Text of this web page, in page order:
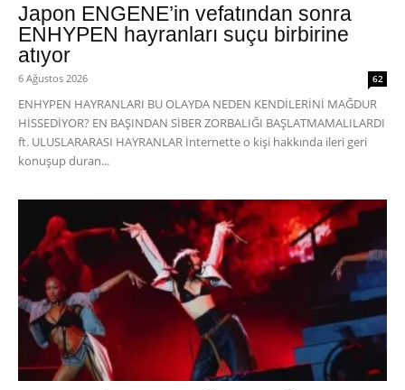
Japon ENGENE’in vefatından sonra
ENHYPEN hayranları suçu birbirine
atıyor
6 Ağustos 2026 62
ENHYPEN HAYRANLARI BU OLAYDA NEDEN KENDİLERİNİ MAĞDUR
HİSSEDİYOR? EN BAŞINDAN SİBER ZORBALIĞI BAŞLATMAMALILARDI
ft. ULUSLARARASI HAYRANLAR İnternette o kişi hakkında ileri geri
konuşup duran...